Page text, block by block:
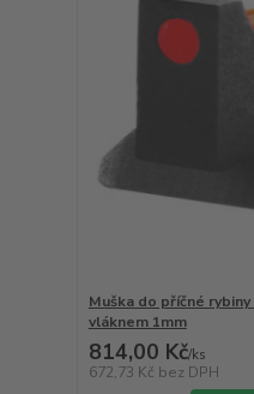
Muška do příčné
vláknem 1mm
814,00 Kč/ks
672,73 Kč bez DPH